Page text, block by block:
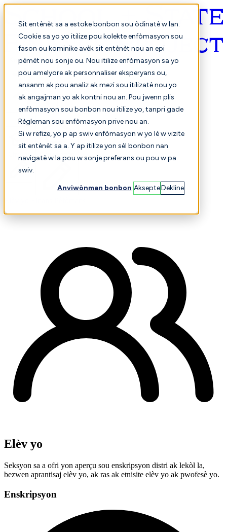
Sit entènèt sa a estoke bonbon sou òdinatè w lan.
Cookie sa yo yo itilize pou kolekte enfòmasyon sou
fason ou kominike avèk sit entènèt nou an epi
pèmèt nou sonje ou. Nou itilize enfòmasyon sa yo
pou amelyore ak personnaliser eksperyans ou,
ansanm ak pou analiz ak mezi sou itilizatè nou yo
ak angajman yo ak kontni nou an. Pou jwenn plis
enfòmasyon sou bonbon nou itilize yo, tanpri gade
Règleman sou enfòmasyon prive nou an.
Si w refize, yo p ap swiv enfòmasyon w yo lè w vizite
sit entènèt sa a. Y ap itilize yon sèl bonbon nan
navigatè w la pou w sonje preferans ou pou w pa
swiv.
Anviwònman bonbon AksepteDekline
Kreyòl ayisyen
Konparezon
Elèv yo
Seksyon sa a ofri yon aperçu sou enskripsyon distri ak lekòl la,
bezwen aprantisaj elèv yo, ak ras ak etnisite elèv yo ak pwofesè yo.
Enskripsyon